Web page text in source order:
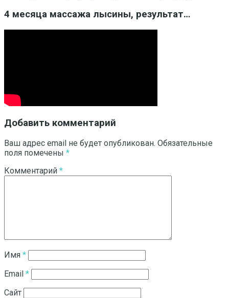
4 месяца массажа лысины, результат…
Добавить комментарий
Ваш адрес email не будет опубликован. Обязательные
поля помечены *
Комментарий *
Имя *
Email *
Сайт